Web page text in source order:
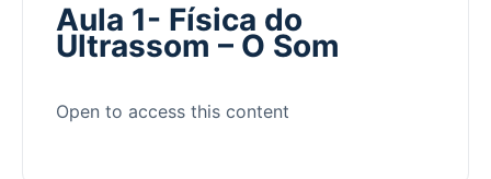
Aula 1- Física do
Ultrassom – O Som
Open to access this content